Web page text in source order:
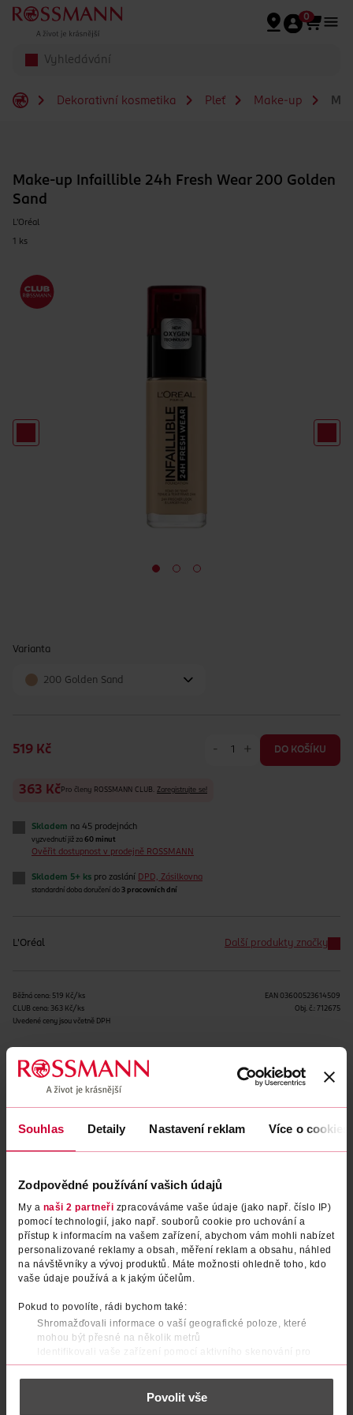
Souhlas Detaily Nastavení reklam Více o cookies
Zodpovědné používání vašich údajů
My a naši 2 partneři zpracováváme vaše údaje (jako např. číslo IP)
pomocí technologií, jako např. souborů cookie pro uchování a
přístup k informacím na vašem zařízení, abychom vám mohli nabízet
personalizované reklamy a obsah, měření reklam a obsahu, náhled
na návštěvníky a vývoj produktů. Máte možnosti ohledně toho, kdo
vaše údaje používá a k jakým účelům.
Pokud to povolíte, rádi bychom také:
Shromažďovali informace o vaší geografické poloze, které
mohou být přesné na několik metrů
Identifikovali vaše zařízení pomocí aktivního skenování pro
konkrétní charakteristiky (otisk prstu)
Zjistěte více o tom, jak zpracováváme vaše osobní údaje, a nastavte
části s podrobnostmi . Svůj souhlas můžete kdykoliv
Povolit vše
Přeskočit na hlavmní obsah
0
Dekorativní kosmetika Pleť Make-up
Make-up Infaillible 24h Fresh Wear 200 Golden
Sand
L'Oréal
1 ks
Varianta
200 Golden Sand
519 Kč - + DO KOŠÍKU
363 Kč Pro členy ROSSMANN CLUB. Zaregistrujte se!
Skladem na 45 prodejnách
vyzvednutí již za 60 minut
Ověřit dostupnost v prodejně ROSSMANN
Skladem 5+ ks pro zaslání DPD, Zásilkovna
standardní doba doručení do 3 pracovních dní
L'Oréal Další produkty značky
Běžná cena: 519 Kč/ks
CLUB cena: 363 Kč/ks
Uvedené ceny jsou včetně DPH
EAN 03600523614509
Obj. č.: 712675
Podobné produkty
Make-up Infaillible 24h Fresh
CLUB cena
519 Kč
DO KOŠÍKU
Make-up Infaillible 24h Fresh
363 Kč
CLUB cena
DO KOŠÍKU